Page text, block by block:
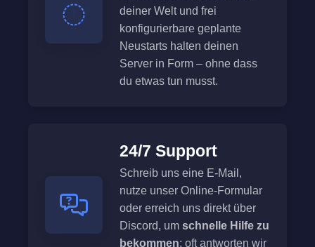
deiner Welt und frei
konfigurierbare geplante
Neustarts halten deinen
Server in Form – ohne dass
du etwas tun musst.
24/7 Support
Schreib uns eine E-Mail,
nutze unser Online-Formular
oder erreich uns direkt über
Discord, um schnelle Hilfe zu
bekommen; oft antworten wir